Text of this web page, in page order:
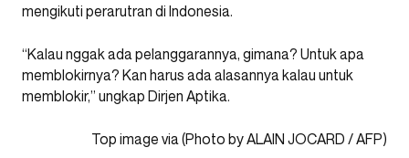
mengikuti perarutran di Indonesia.
“Kalau nggak ada pelanggarannya, gimana? Untuk apa
memblokirnya? Kan harus ada alasannya kalau untuk
memblokir,” ungkap Dirjen Aptika.
Top image via (Photo by ALAIN JOCARD / AFP)